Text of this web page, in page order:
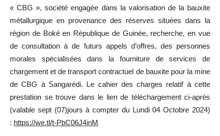
« CBG », société engagée dans la valorisation de la bauxite
métallurgique en provenance des réserves situées dans la
région de Boké en République de Guinée, recherche, en vue
de consultation à de futurs appels d’offres, des personnes
morales spécialisées dans la fourniture de services de
chargement et de transport contractuel de bauxite pour la mine
de CBG à Sangarédi. Le cahier des charges relatif à cette
prestation se trouve dans le lien de téléchargement ci-après
(valable sept (07)jours à compter du Lundi 04 Octobre 2024)
: https://we.tl/t-PbC06J4inM